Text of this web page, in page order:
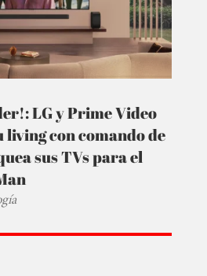
LG y Prime Video
con comando de
sus TVs para el